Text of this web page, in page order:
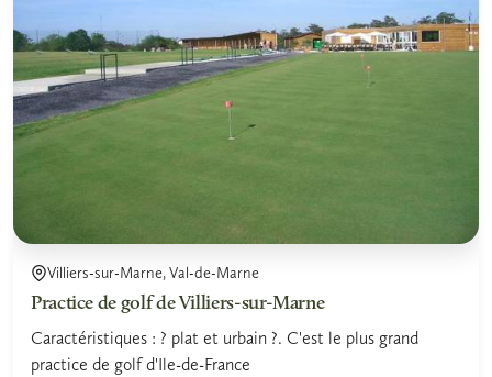
Villiers-sur-Marne, Val-de-Marne
Practice de golf de Villiers-sur-Marne
Caractéristiques : ? plat et urbain ?. C'est le plus grand
practice de golf d'Ile-de-France